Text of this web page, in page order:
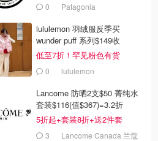
0 Patagonia
lululemon 羽绒服反季买
wunder puff 系列$149收
低至7折！罕见粉色有货
0 lululemon
Lancome 防晒2支$50 菁纯水
套装$116(值$367)=3.2折
5折起+套装8折+送2件套
3
Lancome Canada 兰蔻